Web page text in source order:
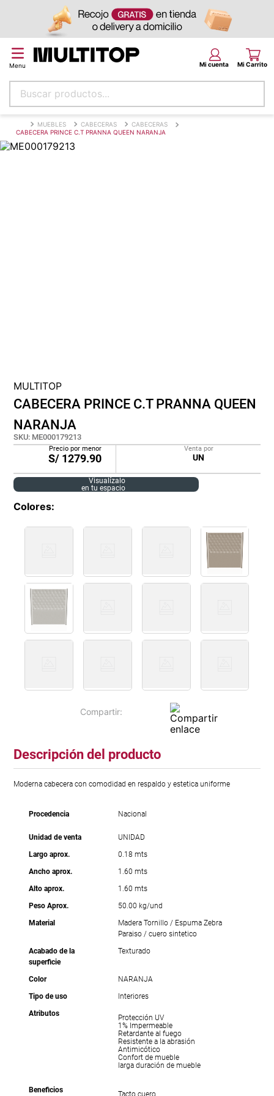
Buscar productos...
MUEBLES CABECERAS
CABECERAS
CABECERA PRINCE C.T PRANNA QUEEN NARANJA
MULTITOP
CABECERA PRINCE C.T PRANNA QUEEN
NARANJA
SKU: ME000179213
Precio por menor
S/ 1279.90
Venta por
UN
Visualízalo
en tu espacio
Colores
Descripción del producto
Moderna cabecera con comodidad en respaldo y estetica uniforme
Procedencia Nacional
Unidad de venta
UNIDAD
Largo aprox.
0.18 mts
Ancho aprox.
1.60 mts
Alto aprox.
1.60 mts
Peso Aprox.
50.00 kg/und
Material
Madera Tornillo / Espuma Zebra
Paraiso / cuero sintetico
Acabado de la
superficie
Texturado
Color
NARANJA
Tipo de uso
Interiores
Atributos
Protección UV
1% Impermeable
Retardante al fuego
Resistente a la abrasión
Antimicótico
Confort de mueble
larga duración de mueble
Beneficios Tacto cuero
Términos más buscados
papel tapiz